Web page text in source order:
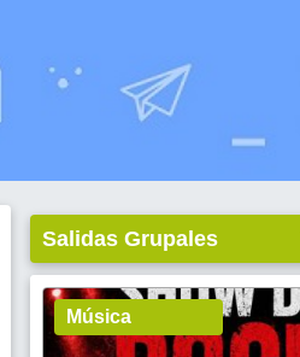
Salidas Grupales
Música